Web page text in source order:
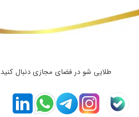
طلایی شو در فضای مجازی دنبال کنید